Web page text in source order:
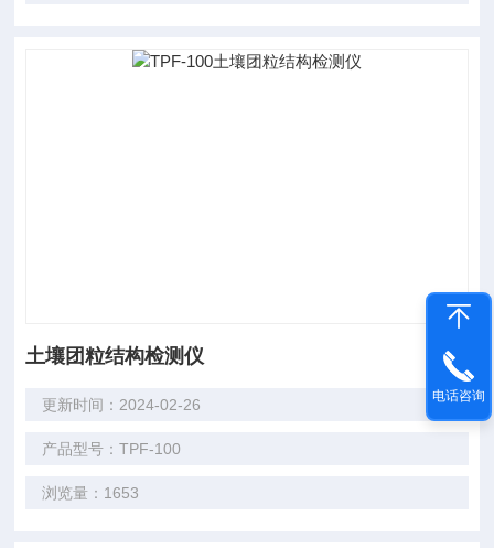
土壤团粒结构检测仪
更新时间：2024-02-26
产品型号：TPF-100
浏览量：1653
电话咨询